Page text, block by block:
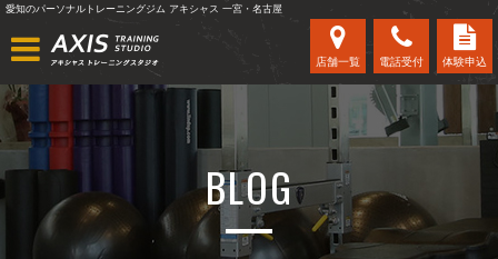
愛知のパーソナルトレーニングジム アキシャス 一宮・名古屋
店舗一覧 電話受付 体験申込
BLOG